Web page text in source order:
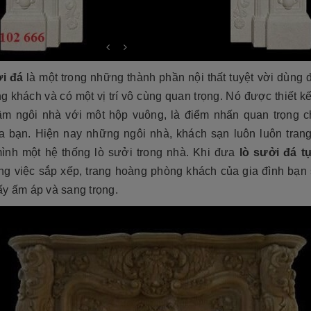
NB 17/07/2026
năm gần đây, mộ đá hoa
có tên gọi khác là mộ đá
thành một xu hướng chủ
kế thi công mộ đá tự
Cẩn thận! 10+ Sai Lầm Cần Tránh Khi
Làm Mộ Đá Cho Người Thân
Đá Tự Nhiên NB 01/07/2026
Mộ phần là nơi yên nghỉ của người mất,
là chốn linh thiêng của gia đình dòng
đá là một trong những thành phần nội thất tuyệt vời dùng
khách và có một vị trí vô cùng quan trọng. Nó được thiết
ngôi nhà với môt hộp vuông, là điểm nhấn quan trọng
bạn. Hiện nay những ngôi nhà, khách sạn luôn luôn
một hệ thống lò sưởi trong nhà. Khi đưa
lò sưởi đá
việc sắp xếp, trang hoàng phòng khách của gia đình bạn
ấm áp và sang trọng.